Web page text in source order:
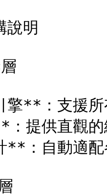
說明
**：支援
提供直觀的
：自動適配